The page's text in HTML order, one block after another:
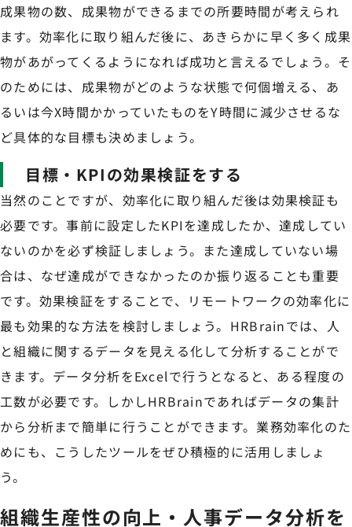
成果物の数、成果物ができるまでの所要時間が考えられ
ます。効率化に取り組んだ後に、あきらかに早く多く成果
物があがってくるようになれば成功と言えるでしょう。そ
のためには、成果物がどのような状態で何個増える、あ
るいは今X時間かかっていたものをY時間に減少させるな
ど具体的な目標も決めましょう。
目標・KPIの効果検証をする
当然のことですが、効率化に取り組んだ後は効果検証も
必要です。事前に設定したKPIを達成したか、達成してい
ないのかを必ず検証しましょう。また達成していない場
合は、なぜ達成ができなかったのか振り返ることも重要
です。効果検証をすることで、リモートワークの効率化に
最も効果的な方法を検討しましょう。HRBrainでは、人
と組織に関するデータを見える化して分析することがで
きます。データ分析をExcelで行うとなると、ある程度の
工数が必要です。しかしHRBrainであればデータの集計
から分析まで簡単に行うことができます。業務効率化のた
めにも、こうしたツールをぜひ積極的に活用しましょ
う。
組織生産性の向上・人事データ分析を